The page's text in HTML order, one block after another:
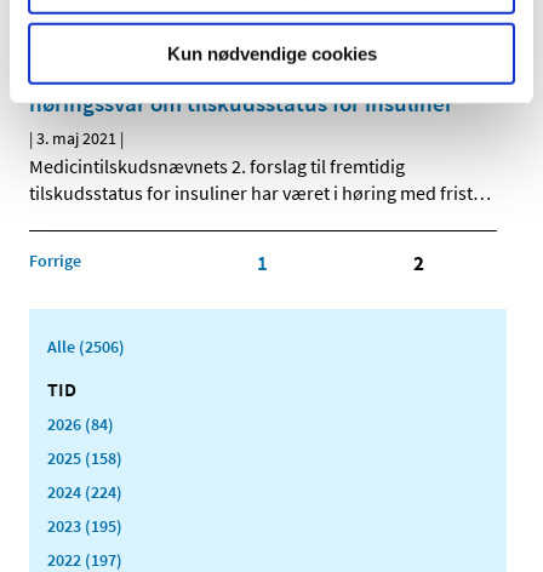
Kun nødvendige cookies
patienterne, hvor de er, i en hurtigere og mere effektiv…
Medicintilskudsnævnet har modtaget 10 nye
høringssvar om tilskudsstatus for insuliner
| 3. maj 2021 |
Medicintilskudsnævnets 2. forslag til fremtidig
tilskudsstatus for insuliner har været i høring med frist…
Forrige 1 2
Alle (2506)
TID
2026 (84)
2025 (158)
2024 (224)
2023 (195)
2022 (197)